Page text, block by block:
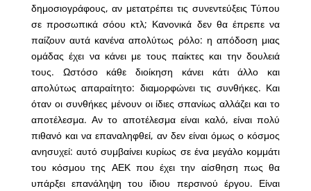
δημοσιογράφους, αν μετατρέπει τις συνεντεύξεις Τύπου
σε προσωπικά σόου κτλ; Κανονικά δεν θα έπρεπε να
παίζουν αυτά κανένα απολύτως ρόλο: η απόδοση μιας
ομάδας έχει να κάνει με τους παίκτες και την δουλειά
τους. Ωστόσο κάθε διοίκηση κάνει κάτι άλλο και
απολύτως απαραίτητο: διαμορφώνει τις συνθήκες. Και
όταν οι συνθήκες μένουν οι ίδιες σπανίως αλλάζει και το
αποτέλεσμα. Αν το αποτέλεσμα είναι καλό, είναι πολύ
πιθανό και να επαναληφθεί, αν δεν είναι όμως ο κόσμος
ανησυχεί: αυτό συμβαίνει κυρίως σε ένα μεγάλο κομμάτι
του κόσμου της ΑΕΚ που έχει την αίσθηση πως θα
υπάρξει επανάληψη του ίδιου περσινού έργου. Είναι